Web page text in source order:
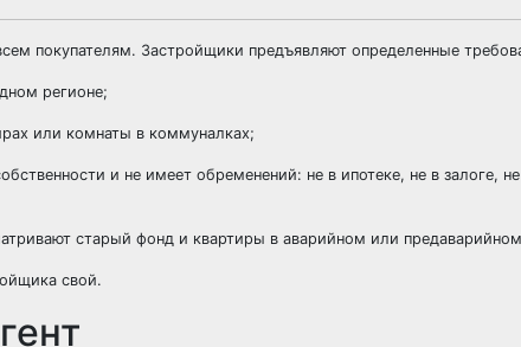
покупателям. Застройщики предъявляют определенные
регионе;
или комнаты в коммуналках;
и не имеет обременений: не в ипотеке, не в залоге,
старый фонд и квартиры в аварийном или
свой.